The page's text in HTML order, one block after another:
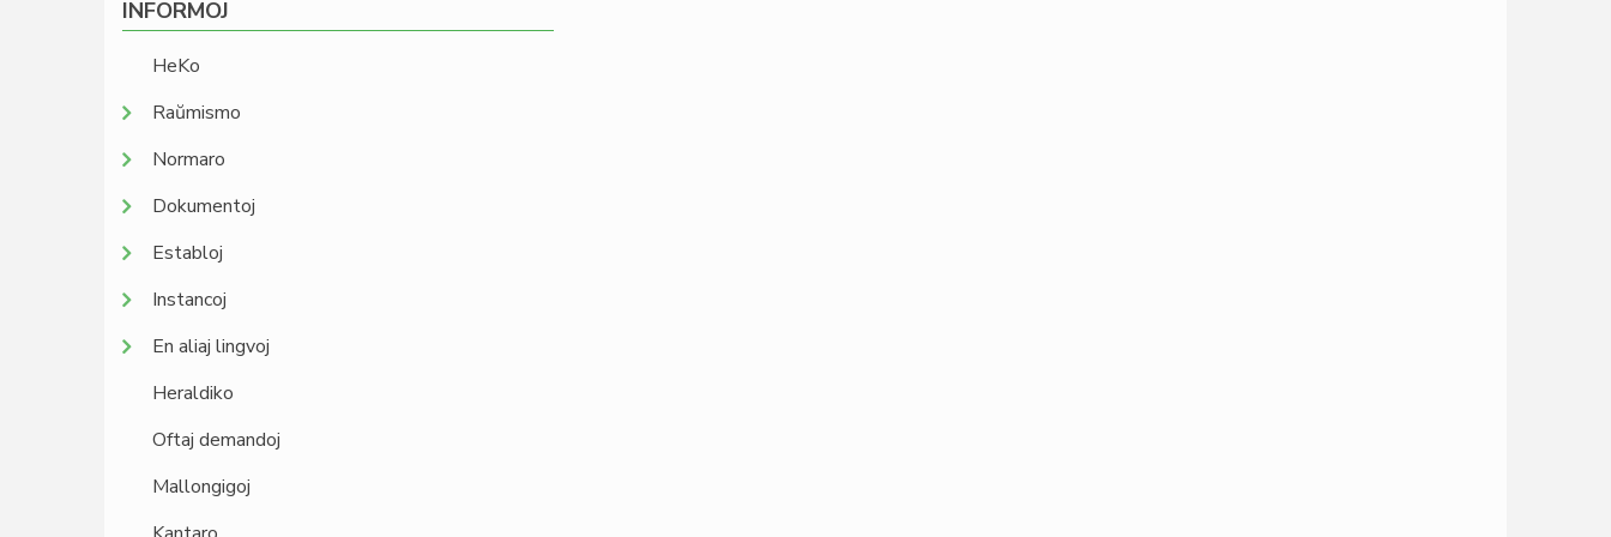
INFORMOJ
HeKo
Raŭmismo
Normaro
Dokumentoj
Establoj
Instancoj
En aliaj lingvoj
Heraldiko
Oftaj demandoj
Mallongigoj